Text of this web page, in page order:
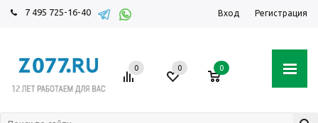
7 495 725-16-40 Вход Регистрация
0 0 0